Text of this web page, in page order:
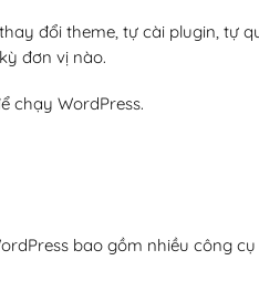
đổi theme, tự cài plugin, tự
đơn vị nào.
chạy WordPress.
bao gồm nhiều công